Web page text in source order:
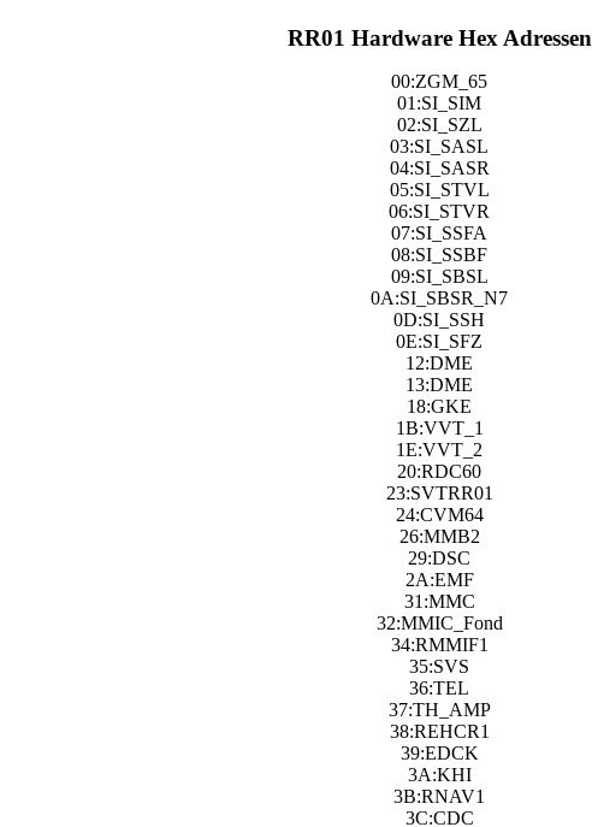
RR01 Hardware Hex Adressen
00:ZGM_65
01:SI_SIM
02:SI_SZL
03:SI_SASL
04:SI_SASR
05:SI_STVL
06:SI_STVR
07:SI_SSFA
08:SI_SSBF
09:SI_SBSL
0A:SI_SBSR_N7
0D:SI_SSH
0E:SI_SFZ
12:DME
13:DME
18:GKE
1B:VVT_1
1E:VVT_2
20:RDC60
23:SVTRR01
24:CVM64
26:MMB2
29:DSC
2A:EMF
31:MMC
32:MMIC_Fond
34:RMMIF1
35:SVS
36:TEL
37:TH_AMP
38:REHCR1
39:EDCK
3A:KHI
3B:RNAV1
3C:CDC